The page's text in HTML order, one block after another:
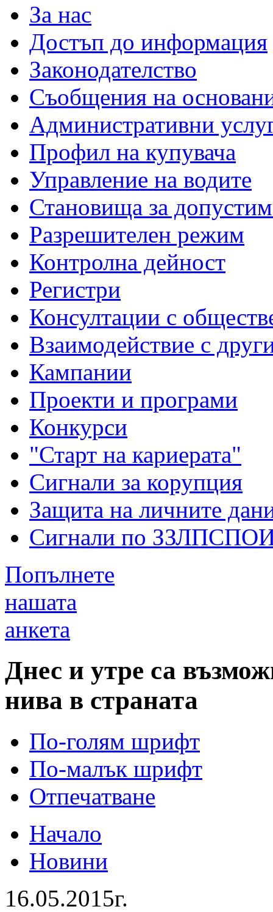
За нас
Достъп до информация
Законодателство
Съобщения на
Административни
Профил на купувача
Управление на водите
Становища за
Разрешителен режим
Контролна дейност
Регистри
Консултации с
Взаимодействие с
Кампании
Проекти и програми
Конкурси
"Старт на кариерата"
Сигнали за корупция
Защита на личните
Сигнали по
Попълнете
нашата
анкета
Днес и утре са
нива в страната
По-голям шрифт
По-малък шрифт
Отпечатване
Начало
Новини
16.05.2015г.